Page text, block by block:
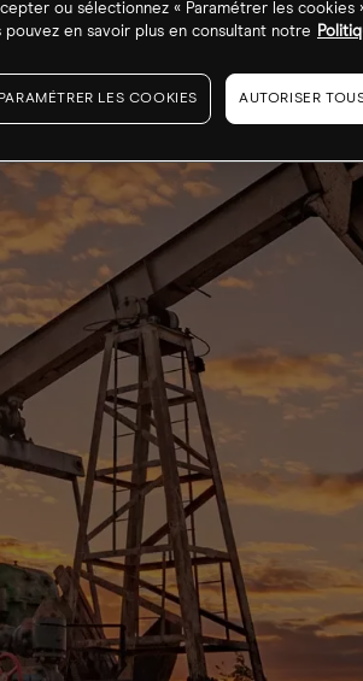
ou sélectionnez « Paramétrer les
pouvez en savoir plus en consultant notre
PARAMÉTRER LES COOKIES AUTORISER